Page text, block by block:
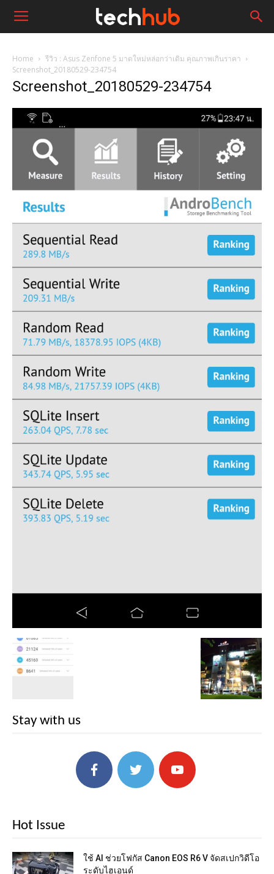
Home
รีวิว : Asus Zenfone 5 มาดใหม่หล่อกว่าเดิม คุณภาพเกินราคา
Screenshot_20180529-234754
Screenshot_20180529-234754
Stay with us
Hot Issue
ใช้ AI ช่วยโฟกัส Canon EOS R6 V จัดสเปกวิดีโอ
ระดับไฮเอนด์